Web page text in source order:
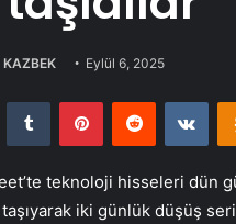
Eylül 6, 2025
Tumblr PinterestReddit
teknoloji hisseleri dün
taşıyarak iki günlük düşüş